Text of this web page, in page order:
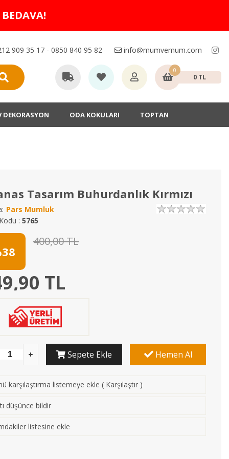
909 35 17 - 0850 840 95 82 info@mumvemum.com
0
0 TL
DEKORASYON ODA KOKULARI TOPTAN
Tasarım Buhurdanlık Kırmızı
Pars Mumluk
: 5765
400,00 TL
TL
Sepete Ekle Hemen Al
karşılaştırma listemeye ekle ( Karşılaştır )
düşünce bildir
listesine ekle